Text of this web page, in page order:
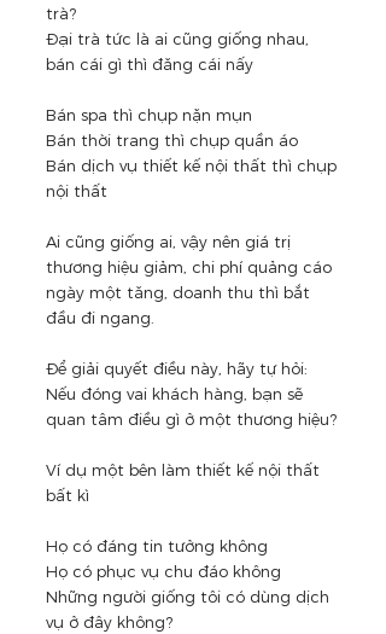
trà?
Đại trà tức là ai cũng giống nhau,
bán cái gì thì đăng cái nấy
Bán spa thì chụp nặn mụn
Bán thời trang thì chụp quần áo
Bán dịch vụ thiết kế nội thất thì chụp
nội thất
Ai cũng giống ai, vậy nên giá trị
thương hiệu giảm, chi phí quảng cáo
ngày một tăng, doanh thu thì bắt
đầu đi ngang.
Để giải quyết điều này, hãy tự hỏi:
Nếu đóng vai khách hàng, bạn sẽ
quan tâm điều gì ở một thương hiệu?
Ví dụ một bên làm thiết kế nội thất
bất kì
Họ có đáng tin tưởng không
Họ có phục vụ chu đáo không
Những người giống tôi có dùng dịch
vụ ở đây không?